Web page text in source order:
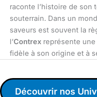
raconte l’histoire de son
souterrain. Dans un
saveurs est souvent la
l’Contrex représente
fidèle à son origine et à
Découvrir nos